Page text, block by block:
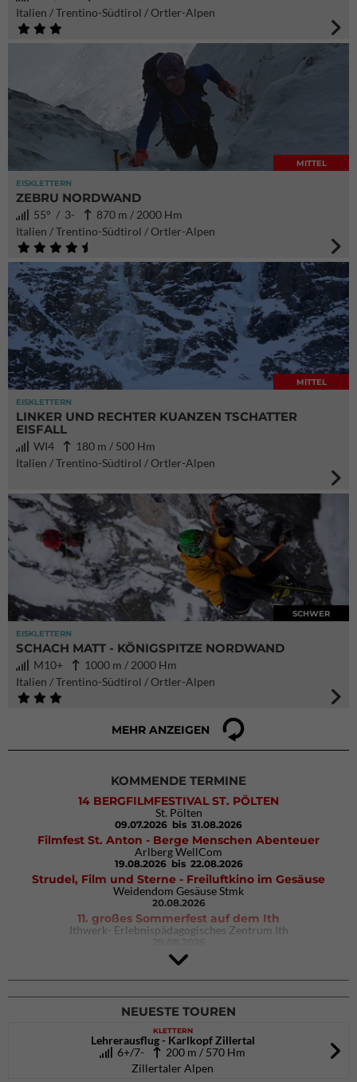
Italien / Trentino-Südtirol / Ortler-Alpen
EISKLETTERN
MITTEL
ZEBRU NORDWAND
55° / 3-
870 m / 2000 Hm
Italien / Trentino-Südtirol / Ortler-Alpen
EISKLETTERN
MITTEL
LINKER UND RECHTER KUANZEN TSCHATTER
EISFALL
WI4
180 m / 500 Hm
Italien / Trentino-Südtirol / Ortler-Alpen
EISKLETTERN
SCHWER
SCHACH MATT - KÖNIGSPITZE NORDWAND
M10+
1000 m / 2000 Hm
Italien / Trentino-Südtirol / Ortler-Alpen
MEHR ANZEIGEN
KOMMENDE TERMINE
14 BERGFILMFESTIVAL ST. PÖLTEN
St. Pölten
09.07.2026 bis 31.08.2026
Filmfest St. Anton - Berge Menschen Abenteuer
Arlberg WellCom
19.08.2026 bis 22.08.2026
Strudel, Film und Sterne - Freiluftkino im Gesäuse
Weidendom Gesäuse Stmk
20.08.2026
11. großes Sommerfest auf dem Ith
Ithwerk- Erlebnispädagogisches Zentrum Ith
Rock Master Arco
Arco (IT)
02.10.2026bis 04.10.2026
NEUESTE TOUREN
KLETTERN
Lehrerausflug - Karlkopf Zillertal
6+/7-
200 m / 570 Hm
Zillertaler Alpen